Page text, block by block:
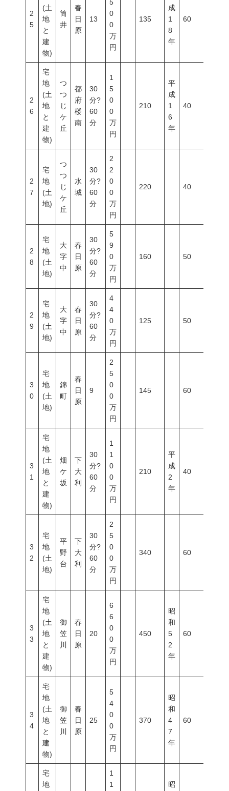
2
5
(土
地
と
建
物)
筒
井
春
日
原
13
5
0
0
万
円
135
成
1
8
年
60
2
6
宅
地
(土
地
と
建
物)
つ
つ
じ
ケ
丘
都
府
楼
南
30
分?
60
分
1
5
0
0
万
円
210
平
成
1
6
年
40
2
7
宅
地
(土
地)
つ
つ
じ
ケ
丘
水
城
30
分?
60
分
2
2
0
0
万
円
220 40
2
8
宅
地
(土
地)
大
字
中
春
日
原
30
分?
60
分
5
9
0
万
円
160 50
2
9
宅
地
(土
地)
大
字
中
春
日
原
30
分?
60
分
4
4
0
万
円
125 50
3
0
宅
地
(土
地)
錦
町
春
日
原
9
2
5
0
0
万
円
145 60
3
1
宅
地
(土
地
と
建
物)
畑
ケ
坂
下
大
利
30
分?
60
分
1
1
0
0
万
円
210
平
成
2
年
40
3
2
宅
地
(土
地)
平
野
台
下
大
利
30
分?
60
分
2
5
0
0
万
円
340 60
3
3
宅
地
(土
地
と
建
物)
御
笠
川
春
日
原
20
6
6
0
0
万
円
450
昭
和
5
2
年
60
3
4
宅
地
(土
地
と
建
物)
御
笠
川
春
日
原
25
5
4
0
0
万
円
370
昭
和
4
7
年
60
宅
地
1
1
昭